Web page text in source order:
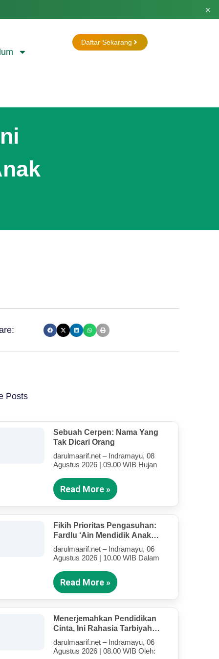
×
Daftar Sekarang
Posts
Sebuah Cerpen: Nama Yang
Tak Dicari Orang
darulmaarif.net – Indramayu, 08
Agustus 2026 | 09.00 WIB Hujan
Read More »
Fikih Prioritas Pengasuhan:
Fardlu ‘Ain Mendidik Anak
Kandung Di Tengah Kesibukan
Mengajar
darulmaarif.net – Indramayu, 06
Agustus 2026 | 10.00 WIB Dalam
Read More »
Menerjemahkan Pendidikan
Cinta, Ini Rahasia Tarbiyah
Rosululloh SAW Bagi Anak-
Anak Yang Terluka (Bagian IV)
darulmaarif.net – Indramayu, 06
Agustus 2026 | 08.00 WIB Oleh: